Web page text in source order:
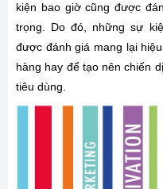
kiện bao giờ cũng được
trọng. Do đó, những sự
được đánh giá mang lại
hàng hay để tạo nên chiến
tiêu dùng.